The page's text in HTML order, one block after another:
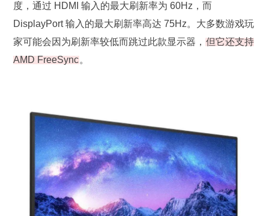
度，通过 HDMI 输入的最大刷新率为 60Hz，而
DisplayPort 输入的最大刷新率高达 75Hz。大多数游戏玩
家可能会因为刷新率较低而跳过此款显示器， 但它还支持
AMD FreeSync。